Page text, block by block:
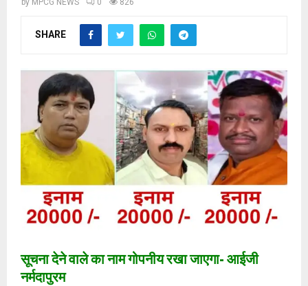
by MPCG NEWS 0 826
SHARE
सूचना देने वाले का नाम गोपनीय रखा जाएगा- आईजी
नर्मदापुरम